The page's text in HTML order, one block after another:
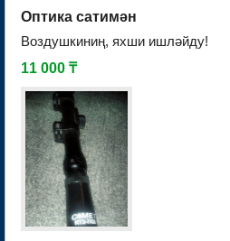
Оптика сатимән
Воздушкиниң, яхши ишләйду!
11 000 ₸